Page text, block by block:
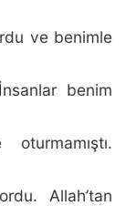
ve benimle
benim
Allah’tan